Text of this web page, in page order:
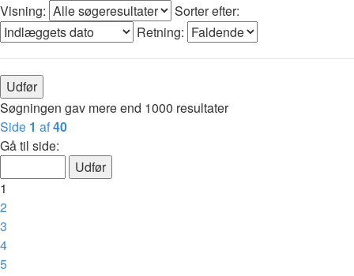
Visning:
Sorter efter:
Retning:
Søgningen gav mere end 1000 resultater
Side 1 af40
Gå til side:
1
2
3
4
5